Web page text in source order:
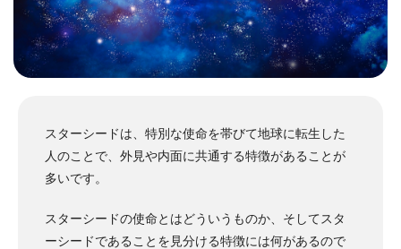
スターシードは、特別な使命を帯びて地球に転生した
人のことで、外見や内面に共通する特徴があることが
多いです。
スターシードの使命とはどういうものか、そしてスタ
ーシードであることを見分ける特徴には何があるので